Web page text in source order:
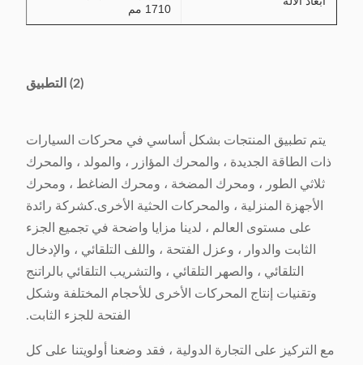
1710 مم
(2) التطبيق
يتم تطبيق المنتجات بشكل أساسي في محركات السيارات
ذات الطاقة الجديدة ، والمحرك المؤازر ، والمولد ، والمحرك
ثلاثي الطور ، ومحرك المضخة ، ومحرك الضاغط ، ومحرك
الأجهزة المنزلية ، والمحركات الحثية الأخرى.كشركة رائدة
على مستوى العالم ، لدينا مزايا واضحة في تجميع الجزء
الثابت والدوار ، وعزل الفتحة ، واللف التلقائي ، والإدخال
التلقائي ، والصهر التلقائي ، والتشريب التلقائي بالراتنج
وتقنيات إنتاج المحركات الأخرى للأحجام المختلفة وشكل
الفتحة للجزء الثابت.
مع التركيز على التجارة الدولية ، فقد وضعنا أولويتنا على كل